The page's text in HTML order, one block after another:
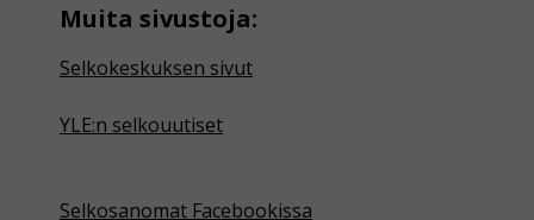
Muita sivustoja:
Selkokeskuksen sivut
YLE:n selkouutiset
Selkosanomat Facebookissa